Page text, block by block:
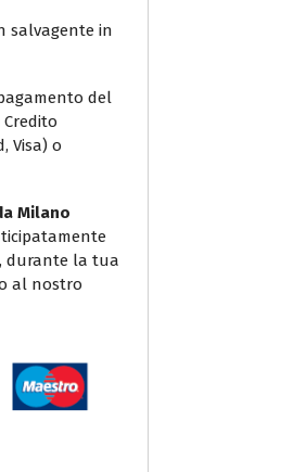
salvagente in
del
Visa) o
Milano
durante la tua
al nostro